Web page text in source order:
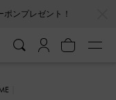
ンプレゼント！